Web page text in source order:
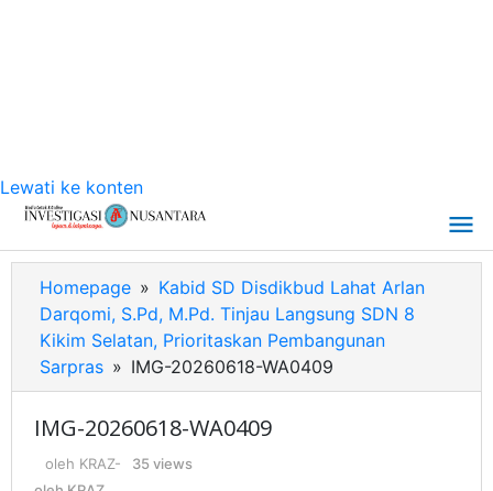
Lewati ke konten
Homepage » Kabid SD Disdikbud Lahat Arlan
Darqomi, S.Pd, M.Pd. Tinjau Langsung SDN 8
Kikim Selatan, Prioritaskan Pembangunan
Sarpras » IMG-20260618-WA0409
IMG-20260618-WA0409
oleh KRAZ-
35 views